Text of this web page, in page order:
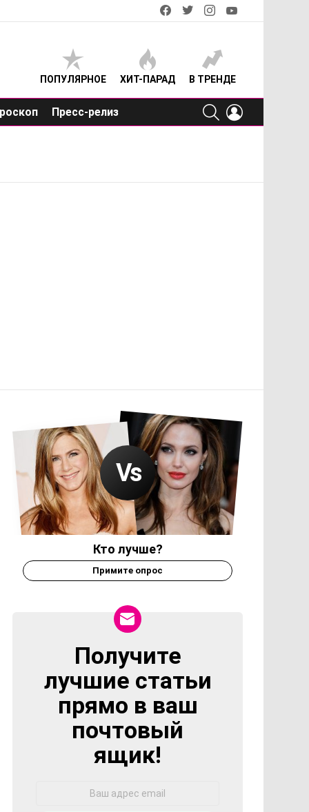
facebooktwitterinstagram
ПОПУЛЯРНОЕ ХИТ-ПАРАД В ТРЕНДЕ
Пресс-релиз
SEARCH
Кто лучше?
Примите опрос
NEWSLETTER
Получите
лучшие статьи
прямо в ваш
почтовый
ящик!